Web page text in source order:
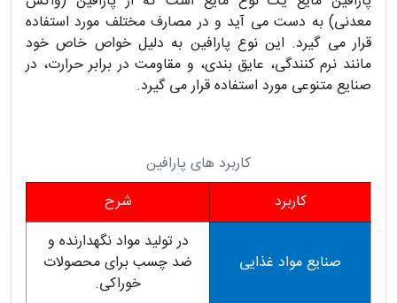
معدنی) به دست می آید و در مصارف مختلف مورد استفاده
قرار می گیرد. این نوع پارافین به دلیل خواص خاص خود
مانند نرم کنندگی، عایق بندی، و مقاومت در برابر حرارت، در
صنایع متنوعی مورد استفاده قرار می گیرد.
کاربرد های پارافین
کاربرد
شرح
صنایع مواد غذایی
در تولید مواد نگهدارنده و
ضد چسب برای محصولات
خوراکی.